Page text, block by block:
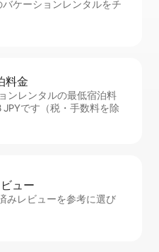
ケーションレンタルをチ
料⁠金
ンレンタルの最低宿泊料
です（税・手数料を除
ュ⁠ー
みレビューを参考に選び